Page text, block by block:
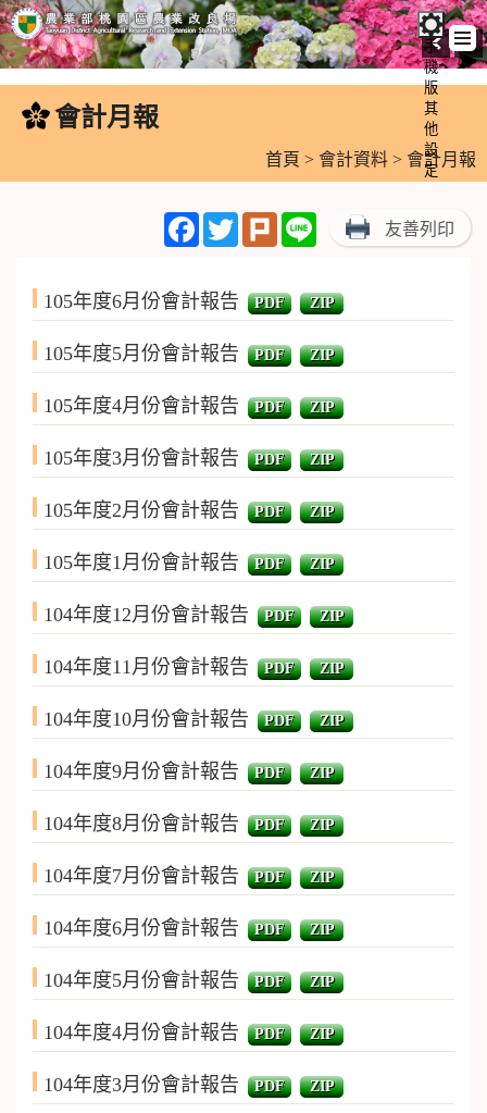
跳
內
手
機
版
其
他
設
定
會計月報
首頁 > 會計資料 > 會計月報
FacebookTwitterPlurk Line 友善列印
105年度6月份會計報告 PDF ZIP
105年度5月份會計報告 PDF ZIP
105年度4月份會計報告 PDF ZIP
105年度3月份會計報告 PDF ZIP
105年度2月份會計報告 PDF ZIP
105年度1月份會計報告 PDF ZIP
104年度12月份會計報告 PDF ZIP
104年度11月份會計報告 PDF ZIP
104年度10月份會計報告 PDF ZIP
104年度9月份會計報告 PDF ZIP
104年度8月份會計報告 PDF ZIP
104年度7月份會計報告 PDF ZIP
104年度6月份會計報告 PDF ZIP
104年度5月份會計報告 PDF ZIP
104年度4月份會計報告 PDF ZIP
104年度3月份會計報告 PDF ZIP